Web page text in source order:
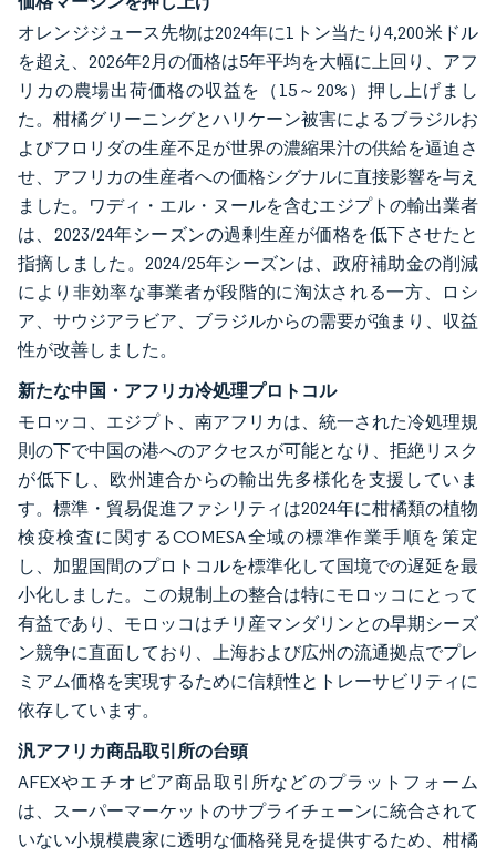
オレンジジュース先物は2024年に1トン当たり4,200米ドル
を超え、2026年2月の価格は5年平均を大幅に上回り、アフ
リカの農場出荷価格の収益を（15～20%）押し上げまし
た。柑橘グリーニングとハリケーン被害によるブラジルお
よびフロリダの生産不足が世界の濃縮果汁の供給を逼迫さ
せ、アフリカの生産者への価格シグナルに直接影響を与え
ました。ワディ・エル・ヌールを含むエジプトの輸出業者
は、2023/24年シーズンの過剰生産が価格を低下させたと
指摘しました。2024/25年シーズンは、政府補助金の削減
により非効率な事業者が段階的に淘汰される一方、ロシ
ア、サウジアラビア、ブラジルからの需要が強まり、収益
性が改善しました。
新たな中国・アフリカ冷処理プロトコル
モロッコ、エジプト、南アフリカは、統一された冷処理規
則の下で中国の港へのアクセスが可能となり、拒絶リスク
が低下し、欧州連合からの輸出先多様化を支援していま
す。標準・貿易促進ファシリティは2024年に柑橘類の植物
検疫検査に関するCOMESA全域の標準作業手順を策定
し、加盟国間のプロトコルを標準化して国境での遅延を最
小化しました。この規制上の整合は特にモロッコにとって
有益であり、モロッコはチリ産マンダリンとの早期シーズ
ン競争に直面しており、上海および広州の流通拠点でプレ
ミアム価格を実現するために信頼性とトレーサビリティに
依存しています。
汎アフリカ商品取引所の台頭
AFEXやエチオピア商品取引所などのプラットフォーム
は、スーパーマーケットのサプライチェーンに統合されて
いない小規模農家に透明な価格発見を提供するため、柑橘